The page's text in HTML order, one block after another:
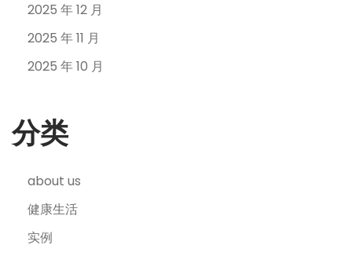
2025 年 12 月
2025 年 11 月
2025 年 10 月
分类
about us
健康生活
实例